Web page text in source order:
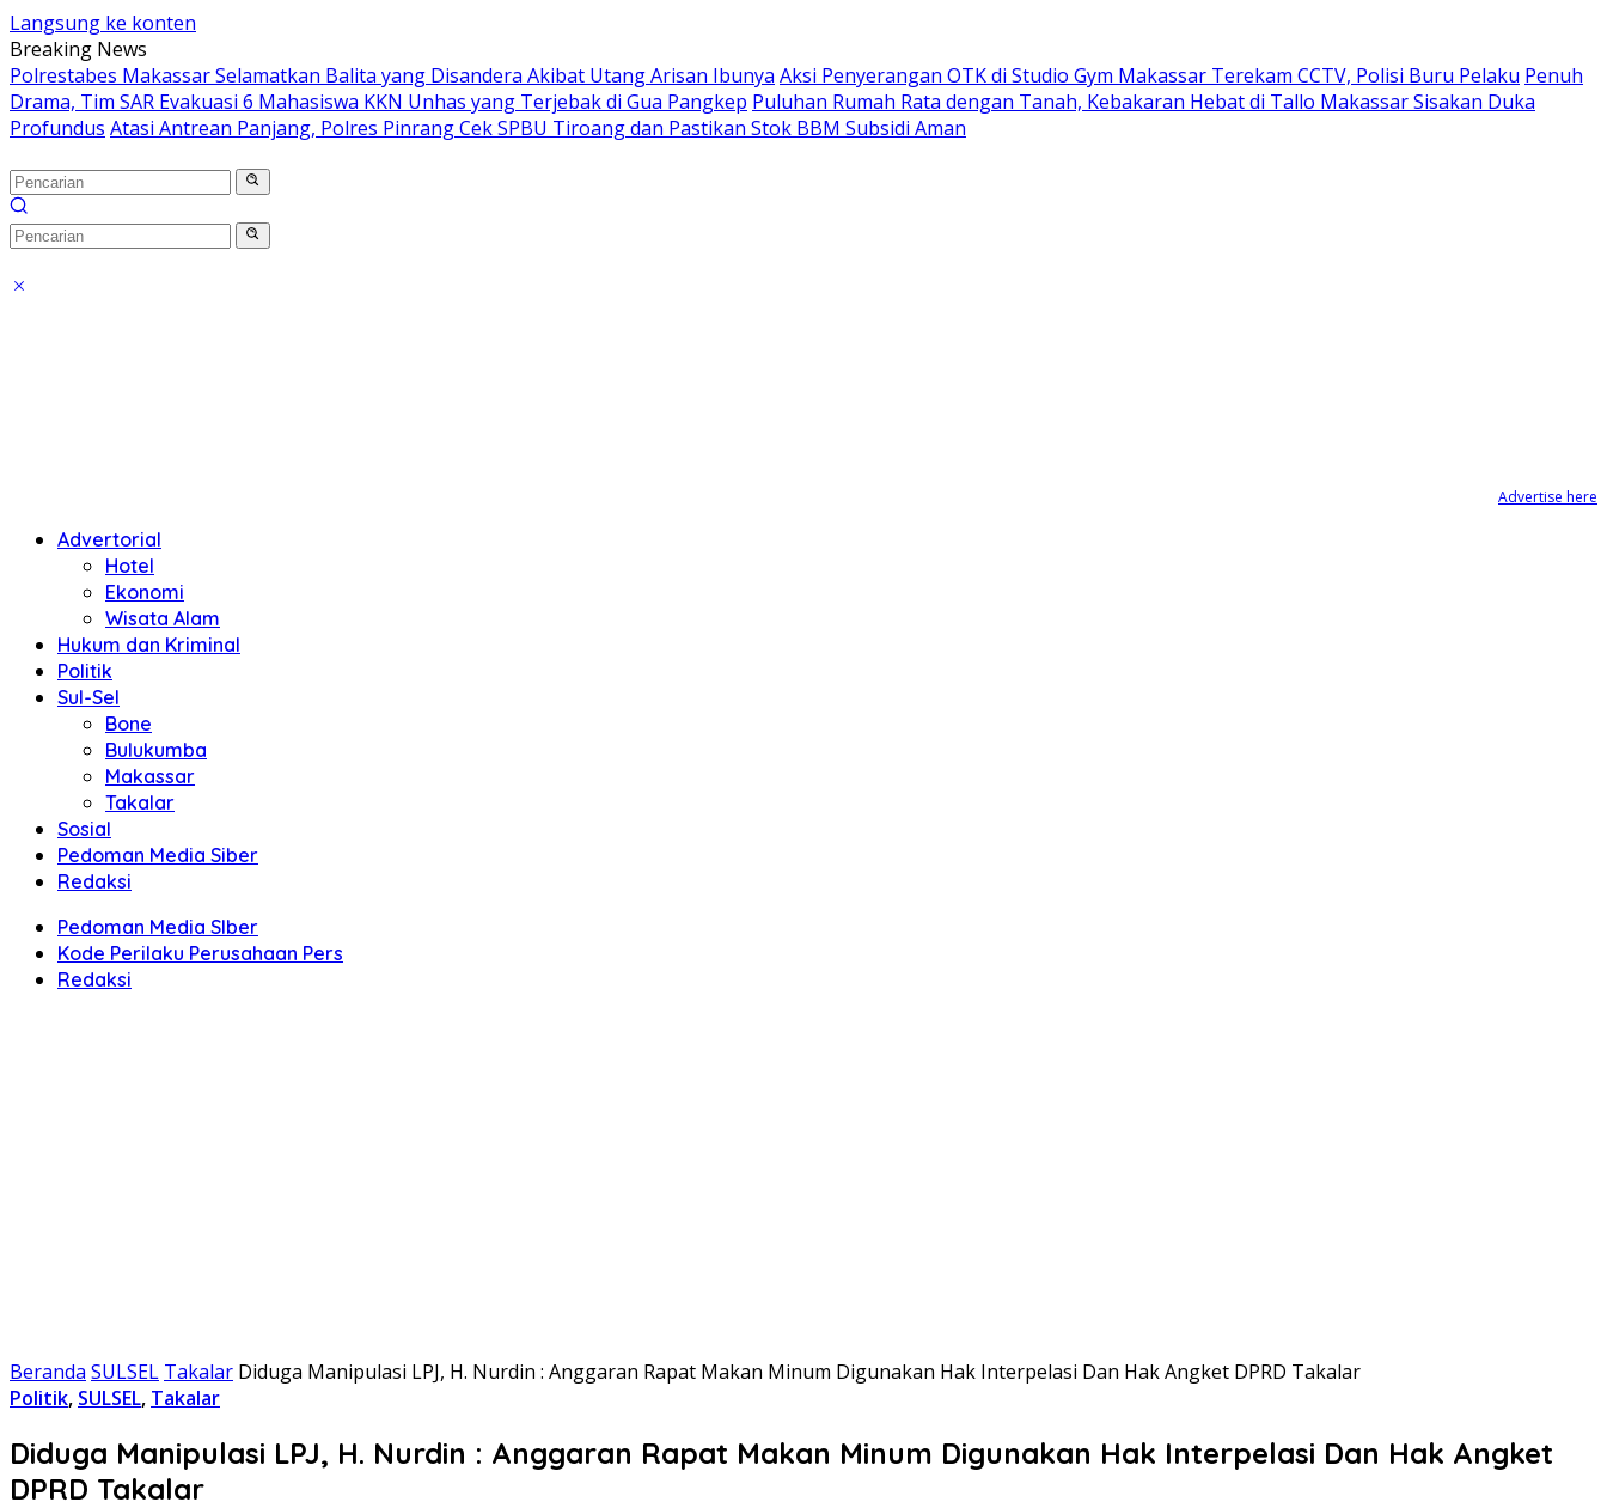
Langsung ke konten
Breaking News
Polrestabes Makassar Selamatkan Balita yang Disandera Akibat Utang Arisan Ibunya Aksi Penyerangan OTK di Studio Gym Makassar Terekam CCTV, Polisi Buru Pelaku Penuh
Drama, Tim SAR Evakuasi 6 Mahasiswa KKN Unhas yang Terjebak di Gua Pangkep Puluhan Rumah Rata dengan Tanah, Kebakaran Hebat di Tallo Makassar Sisakan Duka
Profundus Atasi Antrean Panjang, Polres Pinrang Cek SPBU Tiroang dan Pastikan Stok BBM Subsidi Aman
Advertise here
Advertorial
Hotel
Ekonomi
Wisata Alam
Hukum dan Kriminal
Politik
Sul-Sel
Bone
Bulukumba
Makassar
Takalar
Sosial
Pedoman Media Siber
Redaksi
Pedoman Media SIber
Kode Perilaku Perusahaan Pers
Redaksi
Beranda SULSEL Takalar Diduga Manipulasi LPJ, H. Nurdin : Anggaran Rapat Makan Minum Digunakan Hak Interpelasi Dan Hak Angket DPRD Takalar
Politik, SULSEL, Takalar
Diduga Manipulasi LPJ, H. Nurdin : Anggaran Rapat Makan Minum Digunakan Hak Interpelasi Dan Hak Angket
DPRD Takalar